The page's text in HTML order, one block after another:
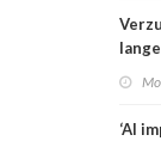
‘AI